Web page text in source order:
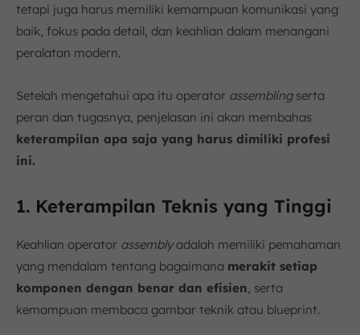
tetapi juga harus memiliki kemampuan komunikasi yang
baik, fokus pada detail, dan keahlian dalam menangani
peralatan modern.
Setelah mengetahui apa itu operator assemblingserta
peran dan tugasnya, penjelasan ini akan membahas
keterampilan apa saja yang harus dimiliki profesi
ini.
1. Keterampilan Teknis yang Tinggi
Keahlian operator assemblyadalah memiliki pemahaman
yang mendalam tentang bagaimana merakit setiap
komponen dengan benar dan efisien , serta
kemampuan membaca gambar teknik atau blueprint.